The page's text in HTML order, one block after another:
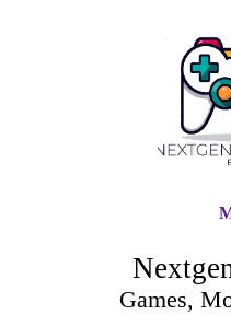
Games,